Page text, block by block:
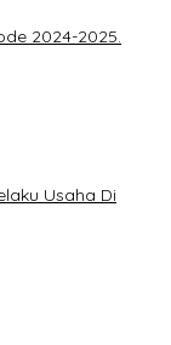
2024-2025.
Usaha Di